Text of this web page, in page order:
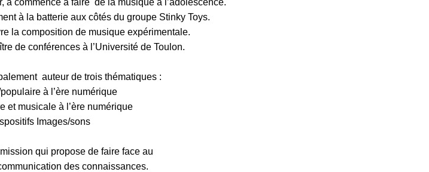
a commencé à faire de la musique à l’adolescence.
à la batterie aux côtés du groupe Stinky Toys.
la composition de musique expérimentale.
de conférences à l’Université de Toulon.
auteur de trois thématiques :
à l’ère numérique
et musicale à l’ère numérique
Images/sons
qui propose de faire face au
des connaissances.